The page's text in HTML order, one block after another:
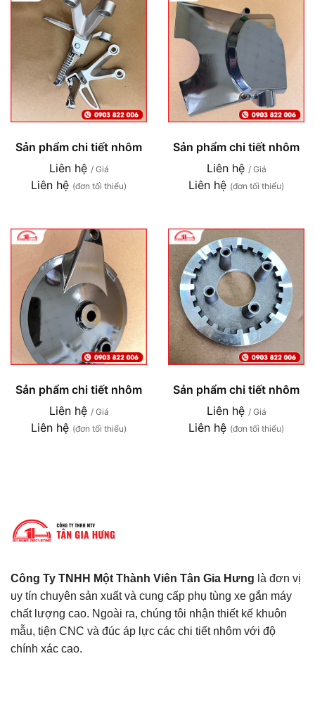
Sản phẩm chi tiết nhôm
Liên hệ / Giá
Liên hệ (đơn tối thiểu)
Sản phẩm chi tiết nhôm
Liên hệ / Giá
Liên hệ (đơn tối thiểu)
Sản phẩm chi tiết nhôm
Liên hệ / Giá
Liên hệ (đơn tối thiểu)
Sản phẩm chi tiết nhôm
Liên hệ / Giá
Liên hệ (đơn tối thiểu)
Công Ty TNHH Một Thành Viên Tân Gia Hưng là đơn vị
uy tín chuyên sản xuất và cung cấp phụ tùng xe gắn máy
chất lượng cao. Ngoài ra, chúng tôi nhận thiết kế khuôn
mẫu, tiện CNC và đúc áp lực các chi tiết nhôm với độ
chính xác cao.